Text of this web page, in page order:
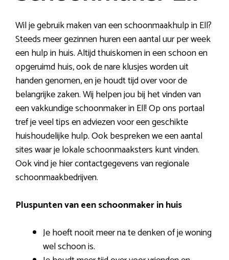
Wil je gebruik maken van een schoonmaakhulp in Ell?
Steeds meer gezinnen huren een aantal uur per week
een hulp in huis. Altijd thuiskomen in een schoon en
opgeruimd huis, ook de nare klusjes worden uit
handen genomen, en je houdt tijd over voor de
belangrijke zaken. Wij helpen jou bij het vinden van
een vakkundige schoonmaker in Ell! Op ons portaal
tref je veel tips en adviezen voor een geschikte
huishoudelijke hulp. Ook bespreken we een aantal
sites waar je lokale schoonmaaksters kunt vinden.
Ook vind je hier contactgegevens van regionale
schoonmaakbedrijven.
Pluspunten van een schoonmaker in huis
Je hoeft nooit meer na te denken of je woning
wel schoon is.